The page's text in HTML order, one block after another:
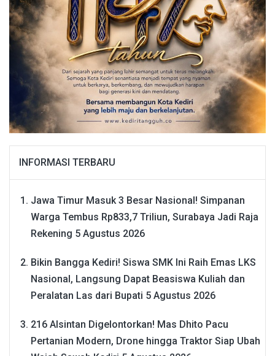
INFORMASI TERBARU
Jawa Timur Masuk 3 Besar Nasional! Simpanan
Warga Tembus Rp833,7 Triliun, Surabaya Jadi Raja
Rekening 5 Agustus 2026
Bikin Bangga Kediri! Siswa SMK Ini Raih Emas LKS
Nasional, Langsung Dapat Beasiswa Kuliah dan
Peralatan Las dari Bupati 5 Agustus 2026
216 Alsintan Digelontorkan! Mas Dhito Pacu
Pertanian Modern, Drone hingga Traktor Siap Ubah